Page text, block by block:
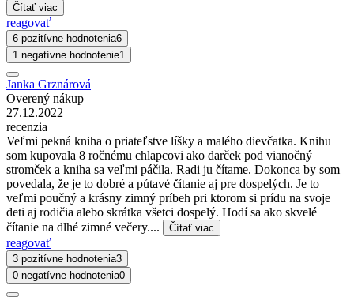
Čítať viac
reagovať
6 pozitívne hodnotenia6
1 negatívne hodnotenie1
Janka Grznárová
Overený nákup
27.12.2022
recenzia
Veľmi pekná kniha o priateľstve líšky a malého dievčatka. Knihu
som kupovala 8 ročnému chlapcovi ako darček pod vianočný
stromček a kniha sa veľmi páčila. Radi ju čítame. Dokonca by som
povedala, že je to dobré a pútavé čítanie aj pre dospelých. Je to
veľmi poučný a krásny zimný príbeh pri ktorom si prídu na svoje
deti aj rodičia alebo skrátka všetci dospelý. Hodí sa ako skvelé
čítanie na dlhé zimné večery....
Čítať viac
reagovať
3 pozitívne hodnotenia3
0 negatívne hodnotenia0